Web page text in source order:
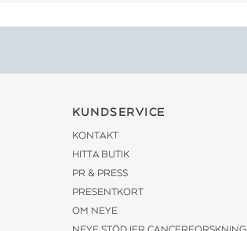
KUNDSERVICE
KONTAKT
HITTA BUTIK
PR & PRESS
PRESENTKORT
OM NEYE